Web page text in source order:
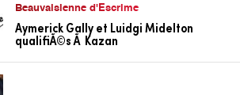
Beauvaisienne d'Escrime
Aymerick Gally et Luidgi Midelton
qualifiÃ©s Ã Kazan